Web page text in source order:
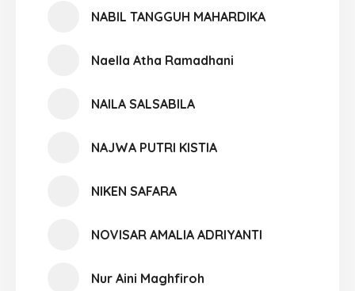
NABIL TANGGUH MAHARDIKA
Naella Atha Ramadhani
NAILA SALSABILA
NAJWA PUTRI KISTIA
NIKEN SAFARA
NOVISAR AMALIA ADRIYANTI
Nur Aini Maghfiroh